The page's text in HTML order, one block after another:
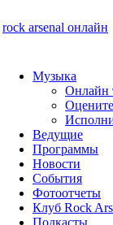
rock arsenal онлайн
Музыка
Онлайн
Ведущие
Программы
Новости
События
Фотоотчеты
Клуб Rock
Подкасты